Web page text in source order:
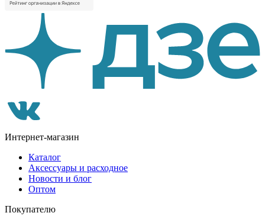
Интернет-магазин
Каталог
Аксессуары и расходное
Новости и блог
Оптом
Покупателю